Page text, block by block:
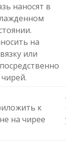
наносят в
на
или
к
на чирее